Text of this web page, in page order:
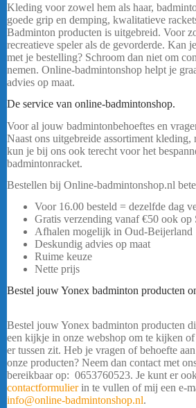
Kleding voor zowel hem als haar,
goede grip en demping, kwalitatieve
Badminton producten is uitgebreid. Voor
recreatieve speler als de gevorderde. Kan
met je bestelling? Schroom dan niet om
nemen. Online-badmintonshop helpt je
advies op maat.
De service van online-badmintonshop.
Voor al jouw badmintonbehoeftes en
Naast ons uitgebreide assortiment kleding,
kun je bij ons ook terecht voor het
badmintonracket.
Bestellen bij Online-badmintonshop.nl
Voor 16.00 besteld = dezelfde dag
Gratis verzending vanaf €50 ook
Afhalen mogelijk in Oud-Beijerland
Deskundig advies op maat
Ruime keuze
Nette prijs
Bestel jouw Yonex badminton producten
Bestel jouw Yonex badminton producten
een kijkje in onze webshop om te kijken
er tussen zit. Heb je vragen of behoefte
onze producten? Neem dan contact met
bereikbaar op: 0653760523. Je kunt er
contactformulierin te vullen of mij een e-
info@online-badmintonshop.nl.